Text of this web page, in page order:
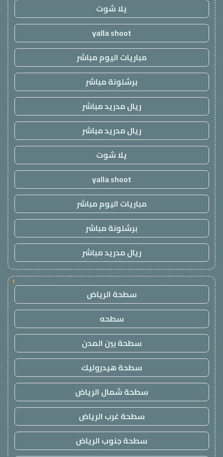
يلا شوت
yalla shoot
مباريات اليوم مباشر
برشلونة مباشر
ريال مدريد مباشر
ريال مدريد مباشر
يلا شوت
yalla shoot
مباريات اليوم مباشر
برشلونة مباشر
ريال مدريد مباشر
!
سطحة الرياض
سطحه
سطحة بين المدن
سطحة هيدروليك
سطحة شمال الرياض
سطحة غرب الرياض
سطحة جنوب الرياض